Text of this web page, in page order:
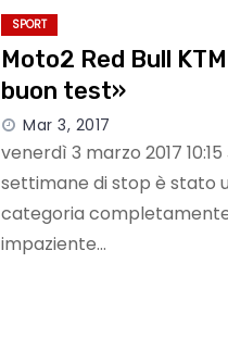
SPORT
Moto2 Red Bull
buon test»
Mar 3, 2017
venerdì 3 marzo 2017
settimane di stop è stato
categoria
impaziente…